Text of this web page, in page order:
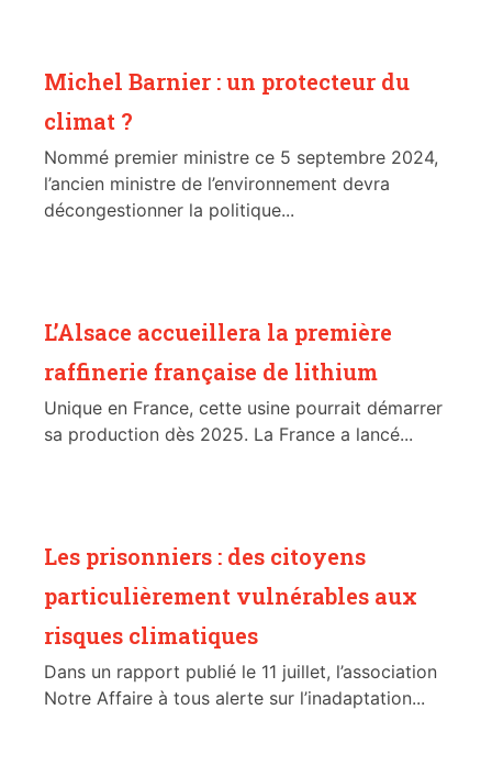
Michel Barnier : un protecteur du
climat ?
Nommé premier ministre ce 5 septembre 2024,
l’ancien ministre de l’environnement devra
décongestionner la politique...
L’Alsace accueillera la première
raffinerie française de lithium
Unique en France, cette usine pourrait démarrer
sa production dès 2025. La France a lancé...
Les prisonniers : des citoyens
particulièrement vulnérables aux
risques climatiques
Dans un rapport publié le 11 juillet, l’association
Notre Affaire à tous alerte sur l’inadaptation...